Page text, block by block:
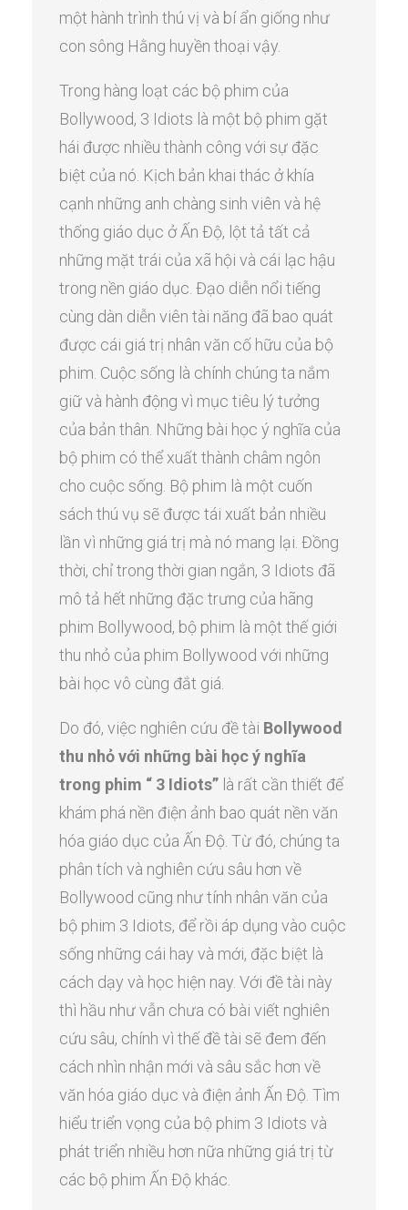
một hành trình thú vị và bí ẩn giống như
con sông Hằng huyền thoại vậy.
Trong hàng loạt các bộ phim của
Bollywood, 3 Idiots là một bộ phim gặt
hái được nhiều thành công với sự đặc
biệt của nó. Kịch bản khai thác ở khía
cạnh những anh chàng sinh viên và hệ
thống giáo dục ở Ấn Độ, lột tả tất cả
những mặt trái của xã hội và cái lạc hậu
trong nền giáo dục. Đạo diễn nổi tiếng
cùng dàn diễn viên tài năng đã bao quát
được cái giá trị nhân văn cố hữu của bộ
phim. Cuộc sống là chính chúng ta nắm
giữ và hành động vì mục tiêu lý tưởng
của bản thân. Những bài học ý nghĩa của
bộ phim có thể xuất thành châm ngôn
cho cuộc sống. Bộ phim là một cuốn
sách thú vụ sẽ được tái xuất bản nhiều
lần vì những giá trị mà nó mang lại. Đồng
thời, chỉ trong thời gian ngắn, 3 Idiots đã
mô tả hết những đặc trưng của hãng
phim Bollywood, bộ phim là một thế giới
thu nhỏ của phim Bollywood với những
bài học vô cùng đắt giá.
Do đó, việc nghiên cứu đề tài Bollywood
thu nhỏ với những bài học ý nghĩa
trong phim “ 3 Idiots” là rất cần thiết để
khám phá nền điện ảnh bao quát nền văn
hóa giáo dục của Ấn Độ. Từ đó, chúng ta
phân tích và nghiên cứu sâu hơn về
Bollywood cũng như tính nhân văn của
bộ phim 3 Idiots, để rồi áp dụng vào cuộc
sống những cái hay và mới, đặc biệt là
cách dạy và học hiện nay. Với đề tài này
thì hầu như vẫn chưa có bài viết nghiên
cứu sâu, chính vì thế đề tài sẽ đem đến
cách nhìn nhận mới và sâu sắc hơn về
văn hóa giáo dục và điện ảnh Ấn Độ. Tìm
hiểu triển vọng của bộ phim 3 Idiots và
phát triển nhiều hơn nữa những giá trị từ
các bộ phim Ấn Độ khác.